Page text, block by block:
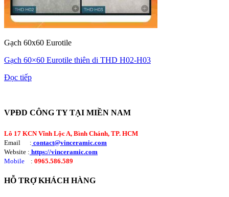
Gạch 60x60 Eurotile
Gạch 60×60 Eurotile thiên di THD H02-H03
Đọc tiếp
VPĐD CÔNG TY TẠI MIỀN NAM
Lô 17 KCN Vĩnh Lộc A, Bình Chánh, TP. HCM
Email : contact@vinceramic.com
Website : https://vinceramic.com
Mobile : 0965.586.589
HỖ TRỢ KHÁCH HÀNG